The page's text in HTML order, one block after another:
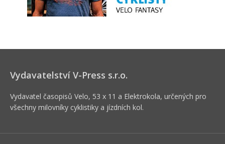
Vydavatelství V-Press s.r.o.
Vydavatel časopisů Velo, 53 x 11 a Elektrokola, určených pro
všechny milovníky cyklistiky a jízdních kol.